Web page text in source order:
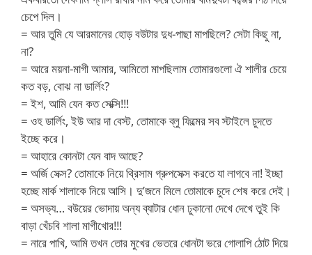
চেপে দিল।
= আর তুমি যে আরমানের হোড় বউটার দুধ-পাছা মাপছিলে? সেটা কিছু না,
না?
= আরে ময়না-মাগী আমার, আমিতো মাপছিলাম তোমারগুলো ঐ শালীর চেয়ে
কত বড়, বোঝ না ডার্লিং?
= ইশ, আমি যেন কত সেক্সি!!!
= ওহ ডার্লিং, ইউ আর দা বেস্ট, তোমাকে ব্লু ফিল্মের সব স্টাইলে চুদতে
ইচ্ছে করে।
= আহারে কোনটা যেন বাদ আছে?
= অর্জি সেক্স? তোমাকে নিয়ে থ্রিসাম গ্রুপসেক্স করতে যা লাগবে না! ইচ্ছা
হচ্ছে মার্ক শালাকে নিয়ে আসি। দু’জনে মিলে তোমাকে চুদে শেষ করে দেই।
= অসভ্য… বউয়ের ভোদায় অন্য ব্যাটার ধোন ঢুকানো দেখে দেখে তুই কি
বাড়া খেঁচবি শালা মাগীখোর!!!
= নারে পাখি, আমি তখন তোর মুখের ভেতরে ধোনটা ভরে গোলাপি ঠোট দিয়ে